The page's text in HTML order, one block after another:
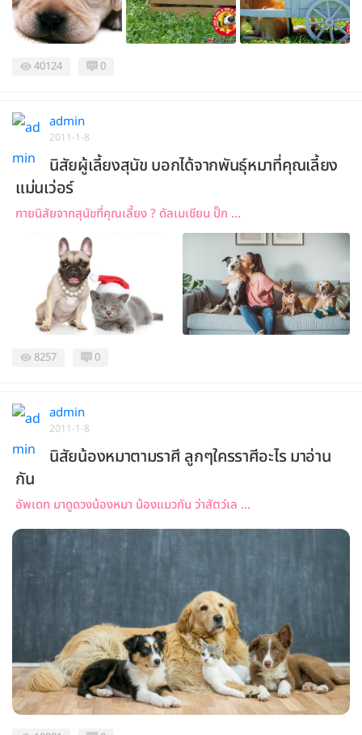
40124 0
admin
2011-1-8
นิสัยผู้เลี้ยงสุนัข บอกได้จากพันธุ์หมาที่คุณเลี้ยง
แม่นเว่อร์
ทายนิสัยจากสุนัขที่คุณเลี้ยง ? ดัลเมเชียน ปั๊ก ...
8257 0
admin
2011-1-8
นิสัยน้องหมาตามราศี ลูกๆใครราศีอะไร มาอ่าน
กัน
อัพเดท มาดูดวงน้องหมา น้องแมวกัน ว่าสัตว์เล ...